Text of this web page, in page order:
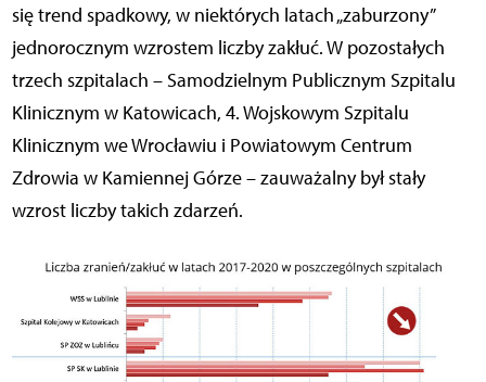
się trend spadkowy, w niektórych latach „zaburzony”
jednorocznym wzrostem liczby zakłuć. W pozostałych
trzech szpitalach – Samodzielnym Publicznym Szpitalu
Klinicznym w Katowicach, 4. Wojskowym Szpitalu
Klinicznym we Wrocławiu i Powiatowym Centrum
Zdrowia w Kamiennej Górze – zauważalny był stały
wzrost liczby takich zdarzeń.